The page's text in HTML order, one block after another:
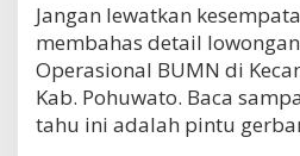
i
K
e
c
a
m
Jangan lewatkan
membahas detail
Operasional BUMN di
Kab. Pohuwato. Baca
tahu ini adalah pintu